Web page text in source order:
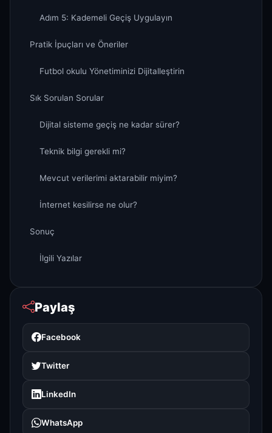
Adım 5: Kademeli Geçiş Uygulayın
Pratik İpuçları ve Öneriler
Futbol okulu Yönetiminizi Dijitalleştirin
Sık Sorulan Sorular
Dijital sisteme geçiş ne kadar sürer?
Teknik bilgi gerekli mi?
Mevcut verilerimi aktarabilir miyim?
İnternet kesilirse ne olur?
Sonuç
İlgili Yazılar
Paylaş
Facebook
Twitter
LinkedIn
WhatsApp